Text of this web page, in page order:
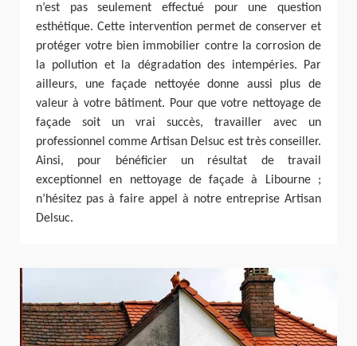
n’est pas seulement effectué pour une question
esthétique. Cette intervention permet de conserver et
protéger votre bien immobilier contre la corrosion de
la pollution et la dégradation des intempéries. Par
ailleurs, une façade nettoyée donne aussi plus de
valeur à votre bâtiment. Pour que votre nettoyage de
façade soit un vrai succès, travailler avec un
professionnel comme Artisan Delsuc est très conseiller.
Ainsi, pour bénéficier un résultat de travail
exceptionnel en nettoyage de façade à Libourne ;
n’hésitez pas à faire appel à notre entreprise Artisan
Delsuc.